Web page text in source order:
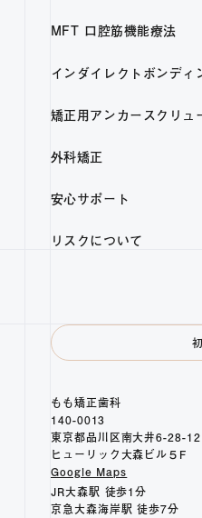
MFT 口腔筋機能療法
インダイレクトボンディ
矯正用アンカースクリュ
外科矯正
安心サポート
リスクについて
もも矯正歯科
140-0013
東京都品川区南大井6-28-12
ヒューリック大森ビル５F
Google Maps
JR大森駅 徒歩1分
京急大森海岸駅 徒歩7分